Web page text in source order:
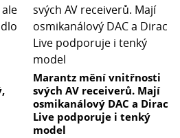
Marantz mění vnitřnosti
svých AV receiverů. Mají
osmikanálový DAC a Dirac
Live podporuje i tenký
model